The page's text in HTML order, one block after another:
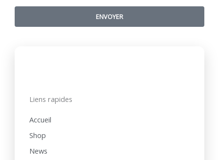
ENVOYER
Liens rapides
Accueil
Shop
News